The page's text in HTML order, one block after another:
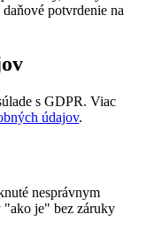
potvrdenie na
s GDPR. Viac
údajov.
nesprávnym
"ako je" bez záruky